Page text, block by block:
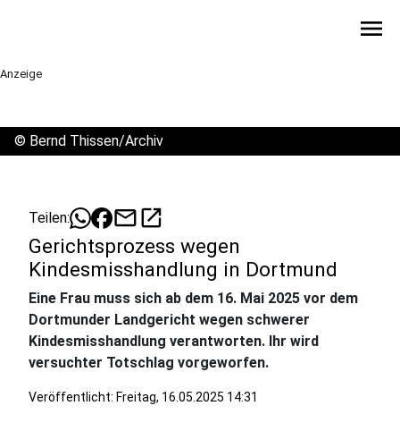
menu
Anzeige
© Bernd Thissen/Archiv
Teilen: mailopen_in_new
Gerichtsprozess wegen
Kindesmisshandlung in Dortmund
Eine Frau muss sich ab dem 16. Mai 2025 vor dem
Dortmunder Landgericht wegen schwerer
Kindesmisshandlung verantworten. Ihr wird
versuchter Totschlag vorgeworfen.
Veröffentlicht: Freitag, 16.05.2025 14:31